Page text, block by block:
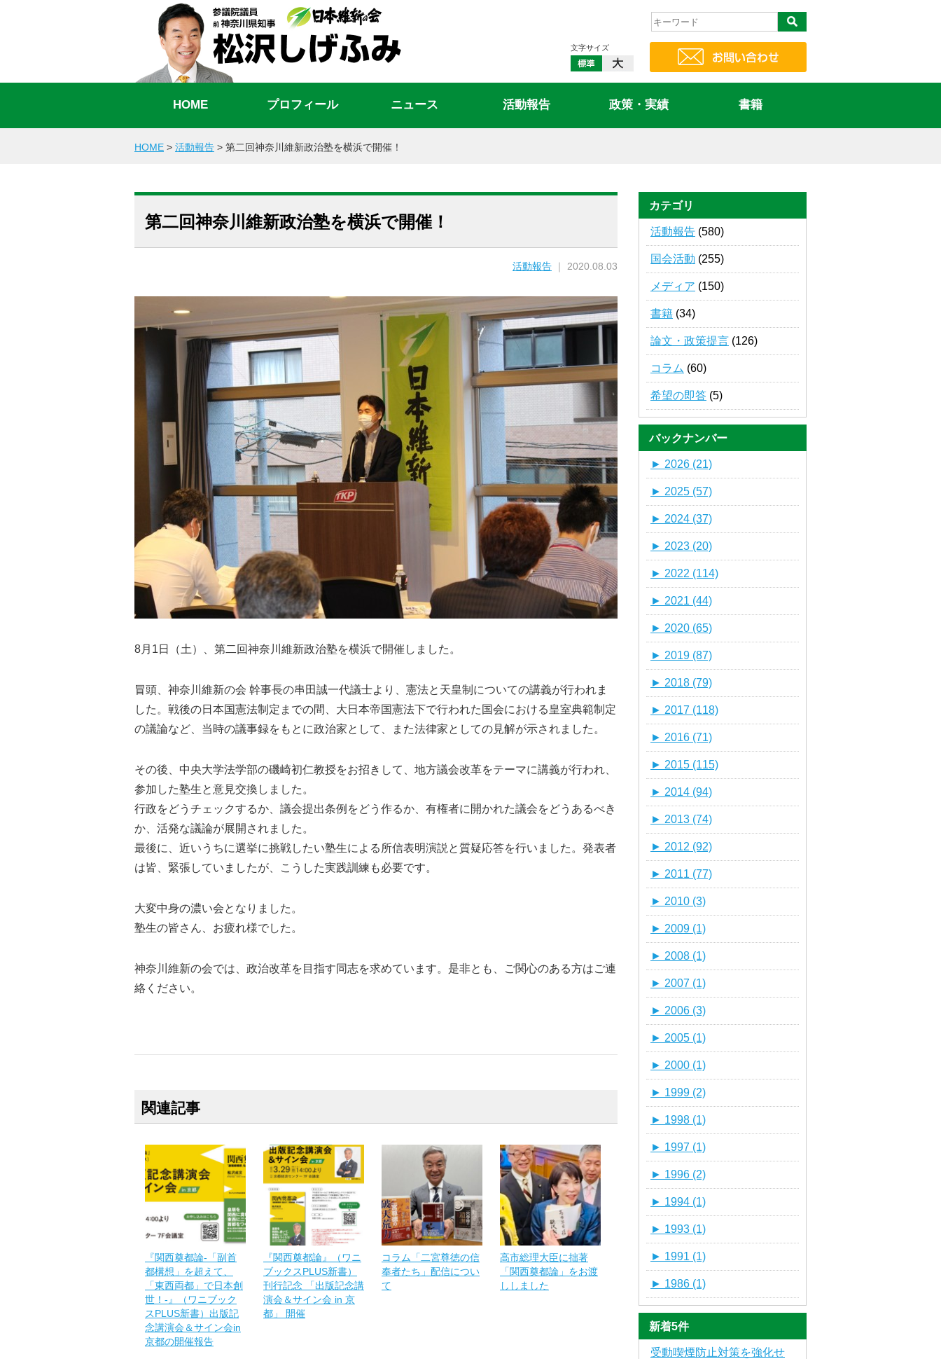
文字サイズ
HOME プロフィール ニュース 活動報告 政策・実績 書籍
HOME > 活動報告 > 第二回神奈川維新政治塾を横浜で開催！
第二回神奈川維新政治塾を横浜で開催！
活動報告 ｜ 2020.08.03
8月1日（土）、第二回神奈川維新政治塾を横浜で開催しました。
冒頭、神奈川維新の会 幹事長の串田誠一代議士より、憲法と天皇制についての講義が行われま
した。戦後の日本国憲法制定までの間、大日本帝国憲法下で行われた国会における皇室典範制定
の議論など、当時の議事録をもとに政治家として、また法律家としての見解が示されました。
その後、中央大学法学部の磯崎初仁教授をお招きして、地方議会改革をテーマに講義が行われ、
参加した塾生と意見交換しました。
行政をどうチェックするか、議会提出条例をどう作るか、有権者に開かれた議会をどうあるべき
か、活発な議論が展開されました。
最後に、近いうちに選挙に挑戦したい塾生による所信表明演説と質疑応答を行いました。発表者
は皆、緊張していましたが、こうした実践訓練も必要です。
大変中身の濃い会となりました。
塾生の皆さん、お疲れ様でした。
神奈川維新の会では、政治改革を目指す同志を求めています。是非とも、ご関心のある方はご連
絡ください。
関連記事
『関西奠都論-「副首
都構想」を超えて、
「東西両都」で日本創
世！-』（ワニブック
スPLUS新書）出版記
念講演会＆サイン会in
京都の開催報告
『関西奠都論』（ワニ
ブックスPLUS新書）
刊行記念 「出版記念講
演会＆サイン会 in 京
都」 開催
コラム「二宮尊徳の信
奉者たち」配信につい
て
高市総理大臣に拙著
「関西奠都論」をお渡
ししました
カテゴリ
活動報告 (580)
国会活動 (255)
メディア (150)
書籍 (34)
論文・政策提言 (126)
コラム (60)
希望の即答 (5)
バックナンバー
► 2026 (21)
► 2025 (57)
► 2024 (37)
► 2023 (20)
► 2022 (114)
► 2021 (44)
► 2020 (65)
► 2019 (87)
► 2018 (79)
► 2017 (118)
► 2016 (71)
► 2015 (115)
► 2014 (94)
► 2013 (74)
► 2012 (92)
► 2011 (77)
► 2010 (3)
► 2009 (1)
► 2008 (1)
► 2007 (1)
► 2006 (3)
► 2005 (1)
► 2000 (1)
► 1999 (2)
► 1998 (1)
► 1997 (1)
► 1996 (2)
► 1994 (1)
► 1993 (1)
► 1991 (1)
► 1986 (1)
新着5件
受動喫煙防止対策を強化せ